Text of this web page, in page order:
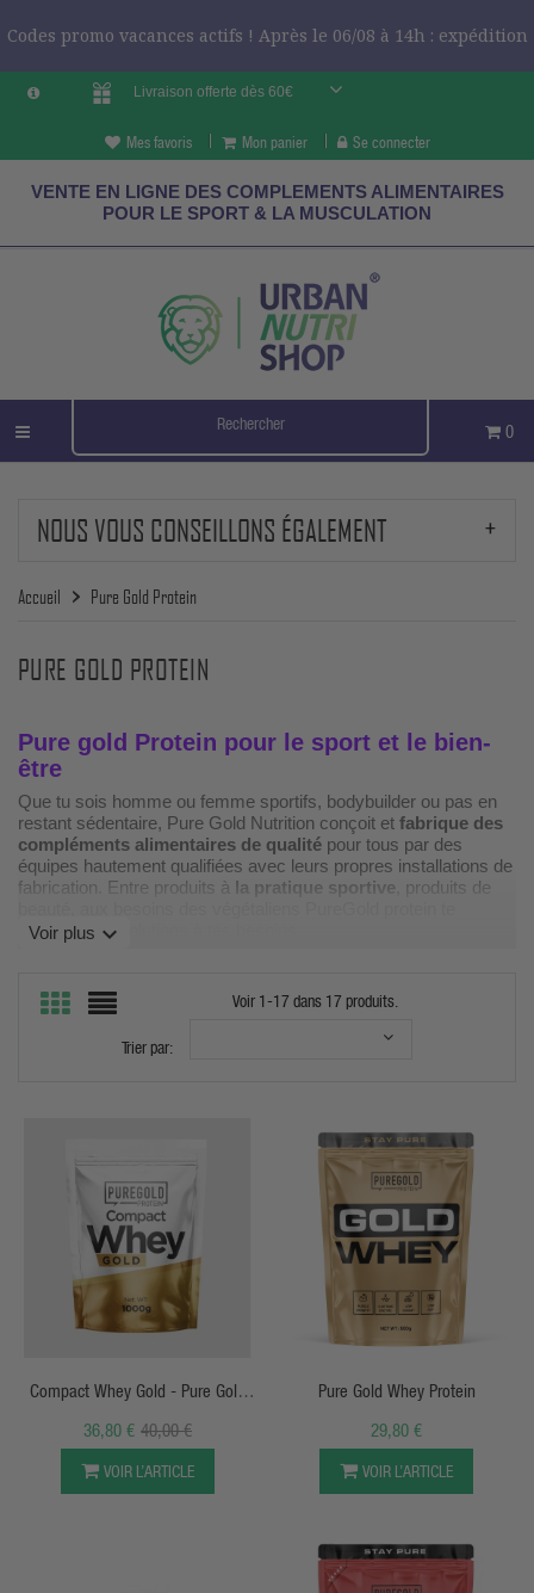
Codes promo vacances actifs ! Après le 06/08 à 14h : expédition
Livraison offerte dès 60€
Mes favoris Mon panier Se connecter
VENTE EN LIGNE DES COMPLEMENTS ALIMENTAIRES
POUR LE SPORT & LA MUSCULATION
0
NOUS VOUS CONSEILLONS ÉGALEMENT
Accueil Pure Gold Protein
PURE GOLD PROTEIN
Pure gold Protein pour le sport et le bien-
être
Que tu sois homme ou femme sportifs, bodybuilder ou pas en
restant sédentaire, Pure Gold Nutrition conçoit et fabrique des
compléments alimentaires de qualité pour tous par des
équipes hautement qualifiées avec leurs propres installations de
fabrication. Entre produits à la pratique sportive , produits de
propose ses solutions à tes besoins.
Voir plus expand_more
Voir 1-17 dans 17 produits.
Trier par:
APERÇU RAPIDE
Compact Whey Gold - Pure Gold
Protein40,00 €
36,80 €
VOIR L’ARTICLE
APERÇU RAPIDE
Pure Gold Whey Protein
29,80 €
VOIR L’ARTICLE